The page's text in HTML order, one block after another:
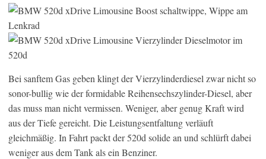
Bei sanftem Gas geben klingt der Vierzylinderdiesel zwar nicht so
sonor-bullig wie der formidable Reihensechszylinder-Diesel, aber
das muss man nicht vermissen. Weniger, aber genug Kraft wird
aus der Tiefe gereicht. Die Leistungsentfaltung verläuft
gleichmäßig. In Fahrt packt der 520d solide an und schlürft dabei
weniger aus dem Tank als ein Benziner.